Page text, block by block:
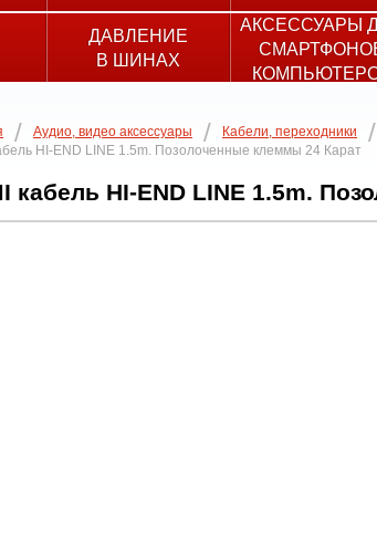
ДАВЛЕНИЕ
В ШИНАХ
АКСЕССУАРЫ
Аудио, видео аксессуары
Кабели, переходники
HI-END LINE 1.5m. Позолоченные клеммы 24 Карат
кабель HI-END LINE 1.5m.